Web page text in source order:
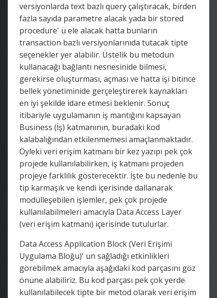
versiyonlarda text bazlı query çalıştıracak, birden
fazla sayıda parametre alacak yada bir stored
procedure' ü ele alacak hatta bunların
transaction bazlı versiyonlarınıda tutacak tipte
seçenekler yer alabilir. Üstelik bu metodun
kullanacağı bağlantı nesnesinide bilmesi,
gerekirse oluşturması, açması ve hatta işi bitince
bellek yönetiminide gerçeleştirerek kaynakları
en iyi şekilde idare etmesi beklenir. Sonuç
itibariyle uygulamanın iş mantığını kapsayan
Business (İş) katmanının, buradaki kod
kalabalığından etkilenmemesi amaçlanmaktadır.
Öyleki veri erişim katmanı bir kez yazıpı pek çok
projede kullanılabilirken, iş katmanı projeden
projeye farklılık gösterecektir. İşte bu nedenle bu
tip karmaşık ve kendi içerisinde dallanarak
modülleşebilen işlemler, pek çok projede
kullanılabilmeleri amacıyla Data Access Layer
(veri erişim katmanı) içerisinde tutulurlar.
Data Access Application Block (Veri Erişimi
Uygulama Bloğu)' un sağladığı etkinlikleri
görebilmek amacıyla aşağıdaki kod parçasını göz
önüne alabiliriz. Bu kod parçası pek çok yerde
kullanılabilecek tipte bir metod olarak veri erişim